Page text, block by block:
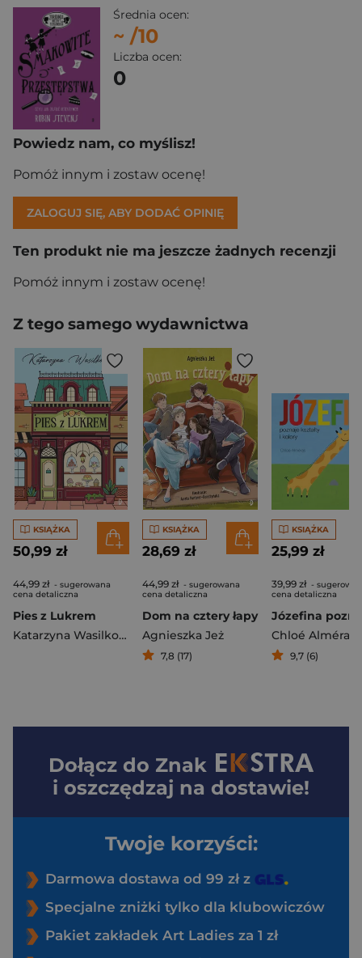
Średnia ocen:
~ /10
Liczba ocen:
0
Powiedz nam, co myślisz!
Pomóż innym i zostaw ocenę!
ZALOGUJ SIĘ, ABY DODAĆ OPINIĘ
Ten produkt nie ma jeszcze żadnych recenzji
Pomóż innym i zostaw ocenę!
Z tego samego wydawnictwa
KSIĄŻKA
50,99 zł
44,99 zł - sugerowana
cena detaliczna
Pies z Lukrem
Katarzyna Wasilkowska
KSIĄŻKA
28,69 zł
44,99 zł - sugerowana
cena detaliczna
Dom na cztery łapy
Agnieszka Jeż
7,8 (17)
KSIĄŻKA
25,99 zł
39,99 zł -
cena detaliczna
Chloé Alméras
9,7 (6)
Dołącz do Znak
i oszczędzaj na dostawie!
Twoje korzyści:
Darmowa dostawa od 99 zł z
Specjalne zniżki tylko dla klubowiczów
Pakiet zakładek Art Ladies za 1 zł